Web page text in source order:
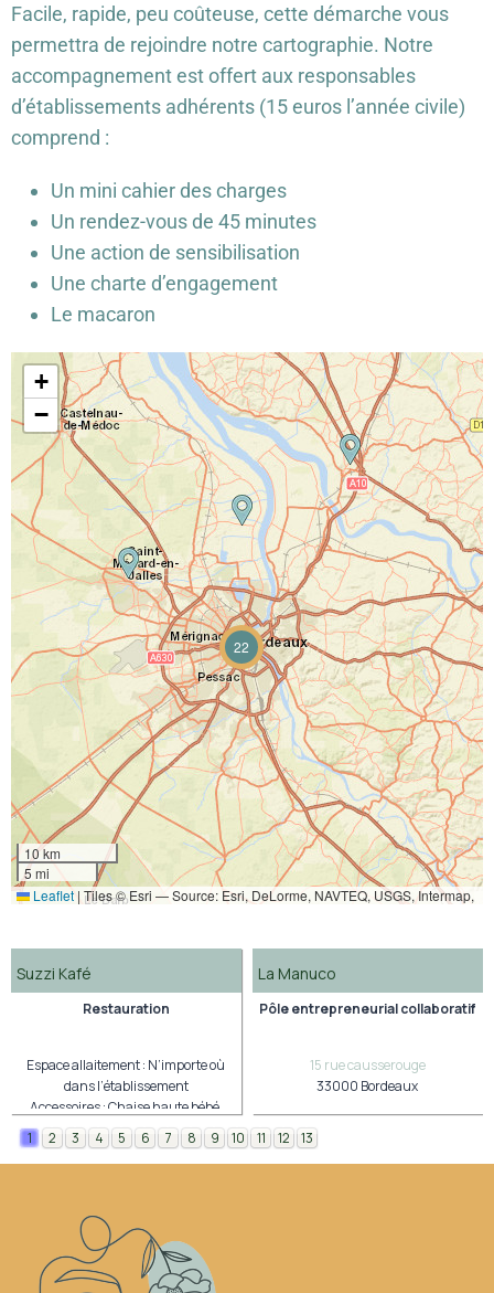
Facile, rapide, peu coûteuse, cette démarche vous
permettra de rejoindre notre cartographie. Notre
accompagnement est offert aux responsables
d’établissements adhérents (15 euros l’année civile)
comprend :
Un mini cahier des charges
Un rendez-vous de 45 minutes
Une action de sensibilisation
Une charte d’engagement
Le macaron
22
+
−
10 km
5 mi
Leaflet | Tiles © Esri — Source: Esri, DeLorme, NAVTEQ, USGS, Intermap,
Suzzi Kafé
Restauration
Espace allaitement : N’importe où
dans l’établissement
Accessoires : Chaise haute bébé,
rehausseur,table à langer
La Manuco
Pôle entrepreneurial collaboratif
15 rue causserouge
33000 Bordeaux
1 2 3 4 5 6 7 8 9 10 11 12 13